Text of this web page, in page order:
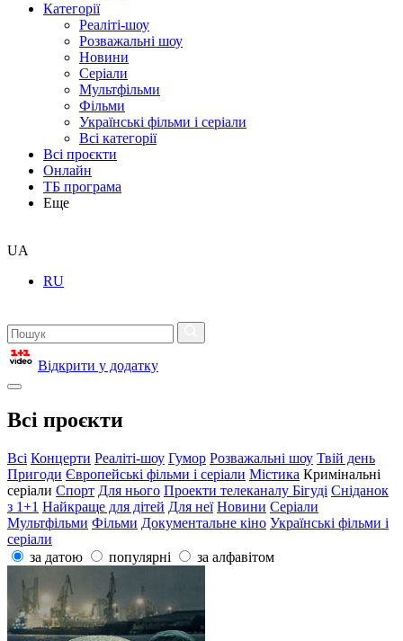
Категорії
Реаліті-шоу
Розважальні шоу
Новини
Серіали
Мультфільми
Фільми
Українські фільми і серіали
Всі категорії
Всі проєкти
Онлайн
ТБ програма
Еще
UA
RU
Відкрити у додатку
Всі проєкти
Всі Концерти Реаліті-шоу Гумор Розважальні шоу Твій день
Пригоди Європейські фільми і серіали Містика Кримінальні
серіали Спорт Для нього Проекти телеканалу Бігуді Сніданок
з 1+1 Найкраще для дітей Для неї Новини Серіали
Мультфільми Фільми Документальне кіно Українські фільми і
серіали
за датою
популярні за алфавітом